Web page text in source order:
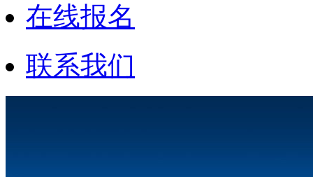
在线报名
联系我们